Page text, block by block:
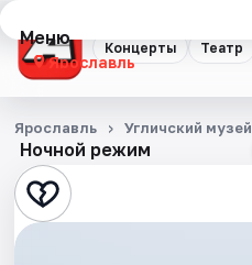
Концерты Театр
Меню
Ярославль
Концерты
Театр
Стендап
Ночной режим
Ярославль Угличский музей